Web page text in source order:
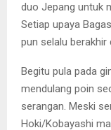
duo Jepang untuk
Setiap upaya
pun selalu berakhir
Begitu pula pada
mendulang poin
serangan. Meski
Hoki/Kobayashi